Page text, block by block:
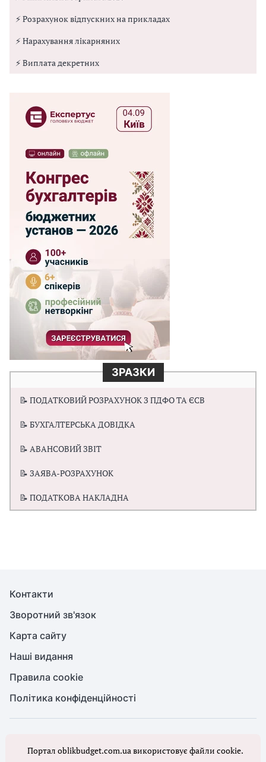
⚡ Розрахунок відпускних на прикладах
⚡ Нарахування лікарняних
⚡ Виплата декретних
ЗРАЗКИ
📝 ПОДАТКОВИЙ РОЗРАХУНОК З ПДФО ТА ЄСВ
📝 БУХГАЛТЕРСЬКА ДОВІДКА
📝 АВАНСОВИЙ ЗВІТ
📝 ЗАЯВА-РОЗРАХУНОК
📝 ПОДАТКОВА НАКЛАДНА
Контакти
Зворотний зв'язок
Карта сайту
Наші видання
Правила cookie
Політика конфіденційності
Повне або часткове копіювання будь-яких матеріалів порталу,
Портал oblikbudget.com.ua використовує файли cookie.